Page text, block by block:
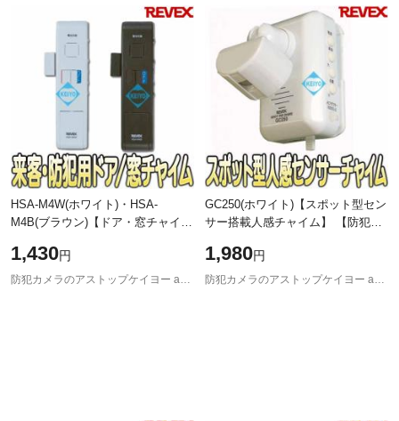
HSA-M4W(ホワイト)・HSA-
M4B(ブラウン)【ドア・窓チャイ
【防犯グッズ】 【ゆうパケット便
対応商品】 【
1,430円
防犯カメラのアストップケイヨー au PAY マーケット店
GC250(ホワイト)【スポット型セン
サー搭載人感チャイム】 【防犯グ
ス】
1,980円
防犯カメラのアストップケイヨー au PAY マーケット店
除外ワード
除外ワード